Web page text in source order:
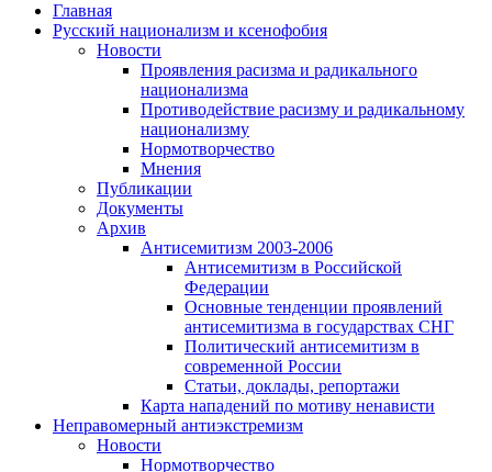
Главная
Русский национализм и ксенофобия
Новости
Проявления расизма и радикального
национализма
Противодействие расизму и радикальному
национализму
Нормотворчество
Мнения
Публикации
Документы
Архив
Антисемитизм 2003-2006
Антисемитизм в Российской
Федерации
Основные тенденции проявлений
антисемитизма в государствах СНГ
Политический антисемитизм в
современной России
Статьи, доклады, репортажи
Карта нападений по мотиву ненависти
Неправомерный антиэкстремизм
Новости
Нормотворчество